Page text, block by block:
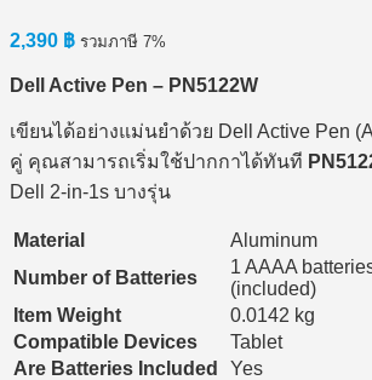
2,390 ฿ รวมภาษี 7%
Dell Active Pen – PN5122W
เขียนได้อย่างแม่นยำด้วย Dell Active Pen
คู่ คุณสามารถเริ่มใช้ปากกาได้ทันที
Dell 2-in-1s บางรุ่น
Material
Aluminum
Number of Batteries
1 AAAA
(included)
Item Weight
0.0142 kg
Compatible Devices
Tablet
Are Batteries Included
Yes